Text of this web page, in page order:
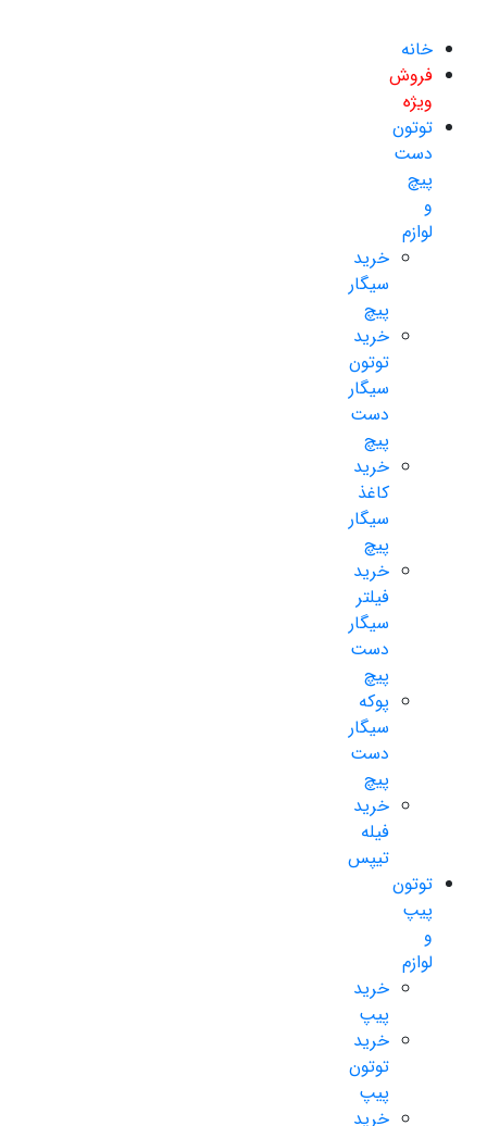
خانه
فروش
ویژه
توتون
دست
پیچ
و
لوازم
خرید
سیگار
پیچ
خرید
توتون
سیگار
دست
پیچ
خرید
کاغذ
سیگار
پیچ
خرید
فیلتر
سیگار
دست
پیچ
پوکه
سیگار
دست
پیچ
خرید
فیله
تیپس
توتون
پیپ
و
لوازم
خرید
پیپ
خرید
توتون
پیپ
خرید